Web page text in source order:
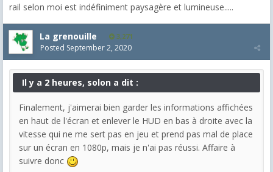
rail selon moi est indéfiniment paysagère et lumineuse.....
La grenouille 3,271
Posted September 2, 2020
Il y a 2 heures, solon a dit :
Finalement, j'aimerai bien garder les informations affichées
en haut de l'écran et enlever le HUD en bas à droite avec la
vitesse qui ne me sert pas en jeu et prend pas mal de place
sur un écran en 1080p, mais je n'ai pas réussi. Affaire à
suivre donc